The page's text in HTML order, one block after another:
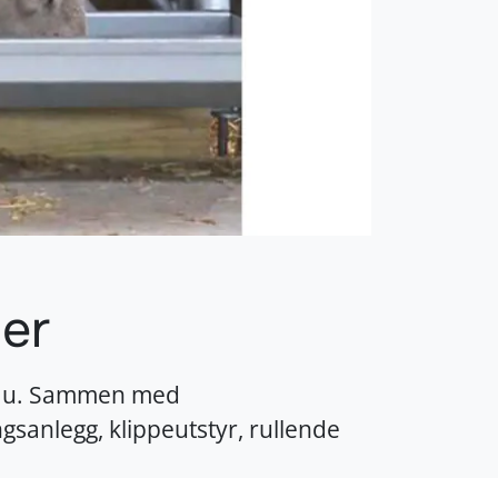
Sammen med
klippeutstyr, rullende